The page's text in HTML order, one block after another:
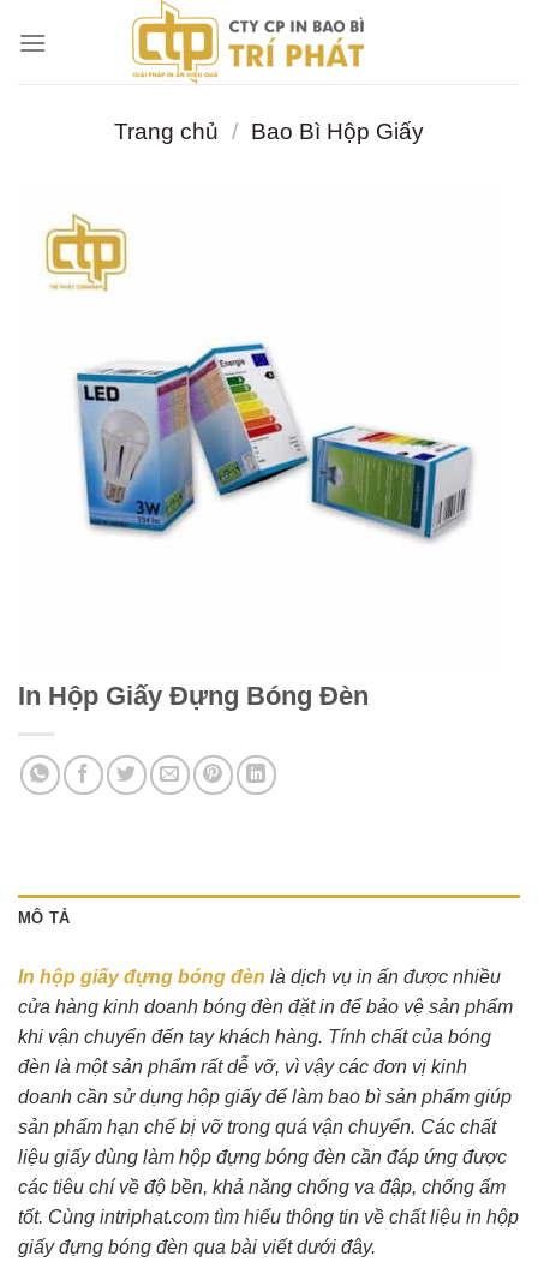
đến
Trang chủ / Bao Bì Hộp Giấy
In Hộp Giấy Đựng Bóng Đèn
MÔ TẢ
In hộp giấy đựng bóng đèn là dịch vụ in ấn được nhiều
cửa hàng kinh doanh bóng đèn đặt in để bảo vệ sản phẩm
khi vận chuyển đến tay khách hàng. Tính chất của bóng
đèn là một sản phẩm rất dễ vỡ, vì vậy các đơn vị kinh
doanh cần sử dụng hộp giấy để làm bao bì sản phẩm giúp
sản phẩm hạn chế bị vỡ trong quá vận chuyển. Các chất
liệu giấy dùng làm hộp đựng bóng đèn cần đáp ứng được
các tiêu chí về độ bền, khả năng chống va đập, chống ẩm
tốt. Cùng intriphat.com tìm hiểu thông tin về chất liệu in hộp
giấy đựng bóng đèn qua bài viết dưới đây.